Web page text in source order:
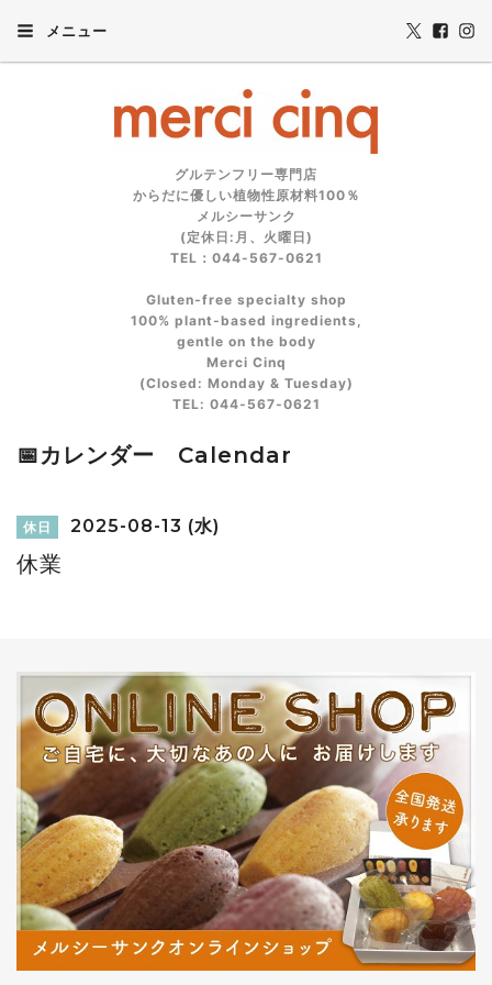
メニュー
グルテンフリー専門店
からだに優しい植物性原材料100％
メルシーサンク
(定休日:月、火曜日)
TEL：044-567-0621
Gluten‑free specialty shop
100% plant‑based ingredients,
gentle on the body
Merci Cinq
(Closed: Monday & Tuesday)
TEL: 044‑567‑0621
📅カレンダー Calendar
休日 2025-08-13 (水)
休業